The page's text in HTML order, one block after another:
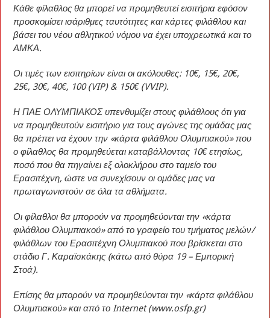
Κάθε φίλαθλος θα μπορεί να προμηθευτεί εισιτήρια εφόσον
προσκομίσει ισάριθμες ταυτότητες και κάρτες φιλάθλου και
βάσει του νέου αθλητικού νόμου να έχει υποχρεωτικά και το
ΑΜΚΑ.
Οι τιμές των εισιτηρίων είναι οι ακόλουθες: 10€, 15€, 20€,
25€, 30€, 40€, 100 (VIP) & 150€ (VVIP).
Η ΠΑΕ ΟΛΥΜΠΙΑΚΟΣ υπενθυμίζει στους φιλάθλους ότι για
να προμηθευτούν εισιτήριο για τους αγώνες της ομάδας μας
θα πρέπει να έχουν την «κάρτα φιλάθλου Ολυμπιακού» που
ο φίλαθλος θα προμηθεύεται καταβάλλοντας 10€ ετησίως,
ποσό που θα πηγαίνει εξ ολοκλήρου στο ταμείο του
Ερασιτέχνη, ώστε να συνεχίσουν οι ομάδες μας να
πρωταγωνιστούν σε όλα τα αθλήματα.
Οι φίλαθλοι θα μπορούν να προμηθεύονται την «κάρτα
φιλάθλου Ολυμπιακού» από το γραφείο του τμήματος μελών/
φιλάθλων του Ερασιτέχνη Ολυμπιακού που βρίσκεται στο
στάδιο Γ. Καραϊσκάκης (κάτω από θύρα 19 – Εμπορική
Στοά).
Επίσης θα μπορούν να προμηθεύονται την «κάρτα φιλάθλου
Ολυμπιακού» και από το Internet (www.osfp.gr)